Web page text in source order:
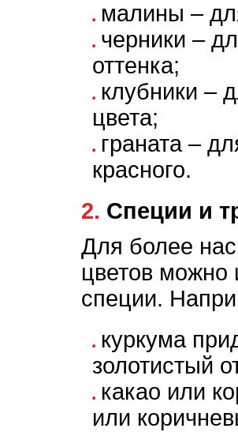
малины –
черники –
оттенка;
клубники –
цвета;
граната –
красного.
2. Специи и
Для более
цветов можно
специи.
куркума
золотистый
какао или
или